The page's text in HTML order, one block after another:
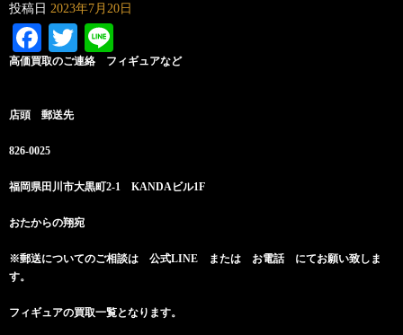
投稿日 2023年7月20日
Facebook
Twitter
高価買取のご連絡 フィギュアなど
店頭 郵送先
826-0025
福岡県田川市大黒町2-1 KANDAビル1F
おたからの翔宛
※郵送についてのご相談は 公式LINE または お電話 にてお願い致しま
す。
フィギュアの買取一覧となります。